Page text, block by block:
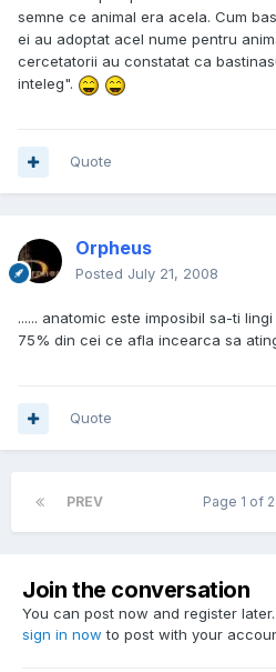
semne ce animal era acela. Cum
ei au adoptat acel nume pentru
cercetatorii au constatat ca
inteleg".
Quote
Orpheus
Posted July 21, 2008
...... anatomic este imposibil sa-ti
75% din cei ce afla incearca sa
Quote
PREV Page 1 of
Join the conversation
You can post now and register
sign in now to post with your